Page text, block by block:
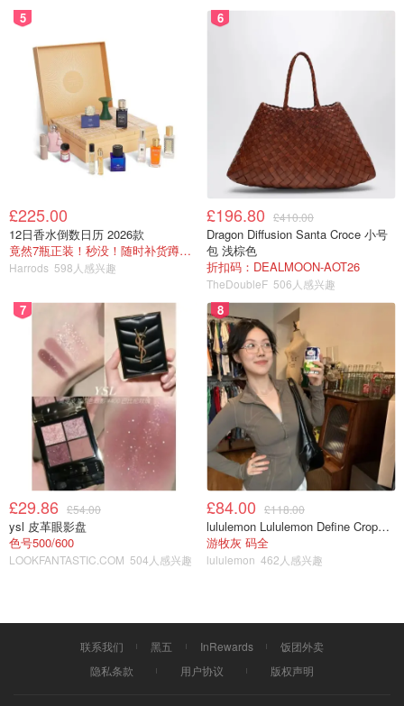
优点：功效性明显、抗老抗氧化效果出色
缺点：添加了聚二甲基硅氧烷醇Dimethiconol，有硅感，我
个人不喜欢！
（不排除用一段时间后就爱上它这个结局，反正打脸来得太
快就像龙卷风）
VITAMIN C AMPOULES - Circcell Skincare
$160 购买
Circcell Moisture Shield
这个是收到的4件产品里我最爱的，吐血推荐给所有嫌弃防
晒黏糊糊的朋友们！CIRCCELL高保湿防晒乳液，敏感肌
也可以放心使用！这是一款带有防晒功能的日用保湿乳液，
含SPF 30 UVA/UVB。我本人作为油皮，是真的不喜欢太过
黏糊糊的保湿乳和防晒，CIRCCELL Moisture Shield真的
又清透但同时又真的有保湿和防晒效果。
5
£225.00
12日香水倒数日历 2026款
竟然7瓶正装！秒没！随时补货蹲！！！
Harrods 598人感兴趣
6
£196.80 £410.00
Dragon Diffusion Santa Croce 小号
包 浅棕色
折扣码：DEALMOON-AOT26
TheDoubleF 506人感兴趣
7
£29.86 £54.00
ysl 皮革眼影盘
色号500/600
LOOKFANTASTIC.COM 504人感兴趣
8
£84.00 £118.00
lululemon Lululemon Define Cropped Nulu 短夹克
游牧灰 码全
lululemon 462人感兴趣
联系我们 黑五 InRewards
饭团外卖
隐私条款
用户协议 版权声明